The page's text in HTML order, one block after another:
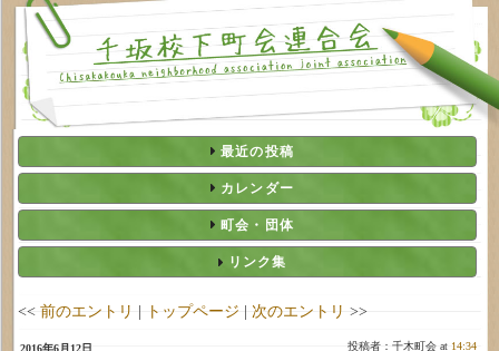
最近の投稿
カレンダー
町会・団体
リンク集
<< 前のエントリ | トップページ | 次のエントリ >>
2016年6月12日 投稿者：千木町会 at 14:34